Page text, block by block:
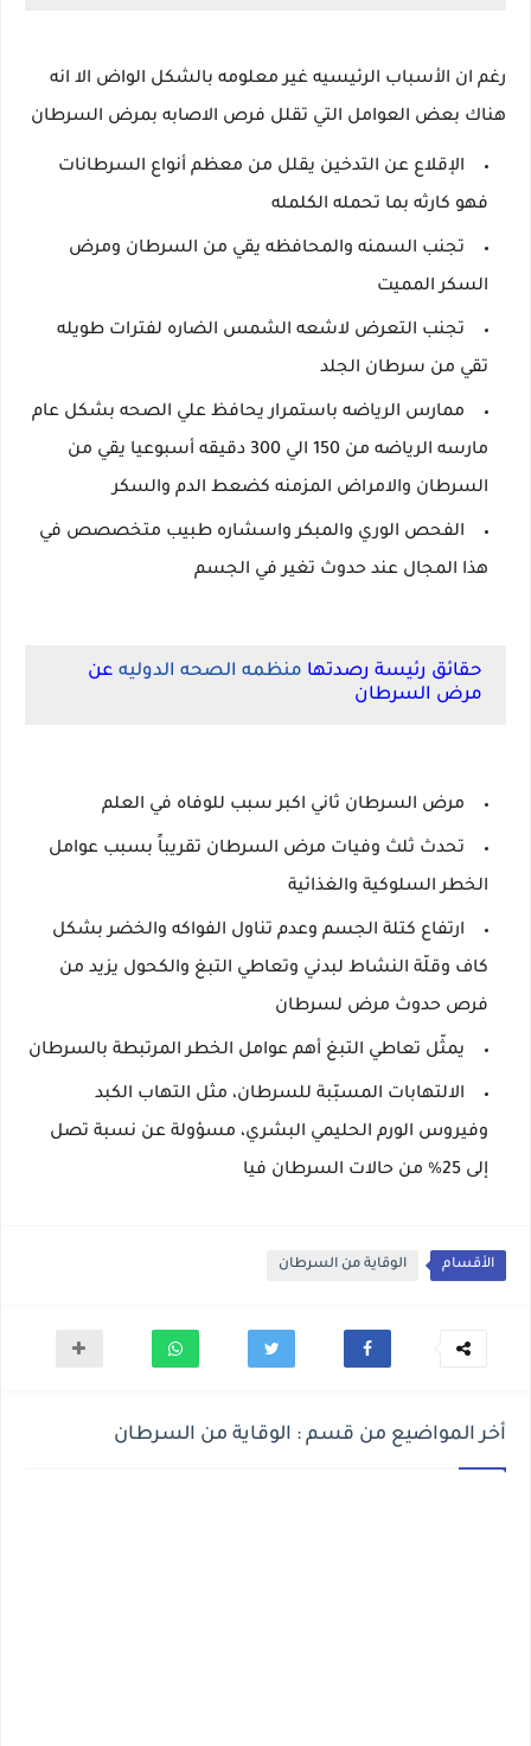
رغم ان الأسباب الرئيسيه غير معلومه بالشكل الواض الا انه
هناك بعض العوامل التي تقلل فرص الاصابه بمرض السرطان
الإقلاع عن التدخين يقلل من معظم أنواع السرطانات
فهو كارثه بما تحمله الكلمله
تجنب السمنه والمحافظه يقي من السرطان ومرض
السكر المميت
تجنب التعرض لاشعه الشمس الضاره لفترات طويله
تقي من سرطان الجلد
ممارس الرياضه باستمرار يحافظ علي الصحه بشكل عام
مارسه الرياضه من 150 الي 300 دقيقه أسبوعيا يقي من
السرطان والامراض المزمنه كضعط الدم والسكر
الفحص الوري والمبكر واسشاره طبيب متخصصص في
هذا المجال عند حدوث تغير في الجسم
حقائق رئيسة رصدتها منظمه الصحه الدوليه عن
مرض السرطان
مرض السرطان ثاني اكبر سبب للوفاه في العلم
تحدث ثلث وفيات مرض السرطان تقريباً بسبب عوامل
الخطر السلوكية والغذائية
ارتفاع كتلة الجسم وعدم تناول الفواكه والخضر بشكل
كاف وقلّة النشاط لبدني وتعاطي التبغ والكحول يزيد من
فرص حدوث مرض لسرطان
يمثّل تعاطي التبغ أهم عوامل الخطر المرتبطة بالسرطان
الالتهابات المسبّبة للسرطان، مثل التهاب الكبد
وفيروس الورم الحليمي البشري، مسؤولة عن نسبة تصل
إلى 25% من حالات السرطان فيا
الأقسام الوقاية من السرطان
أخر المواضيع من قسم : الوقاية من السرطان